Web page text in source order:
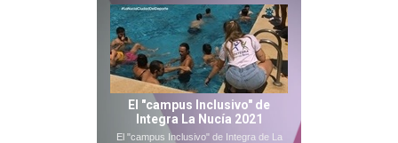
El "campus Inclusivo" de
Integra La Nucía 2021
El "campus Inclusivo" de Integra de La